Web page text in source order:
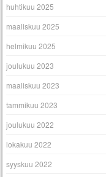
huhtikuu 2025
maaliskuu 2025
helmikuu 2025
joulukuu 2023
maaliskuu 2023
tammikuu 2023
joulukuu 2022
lokakuu 2022
syyskuu 2022